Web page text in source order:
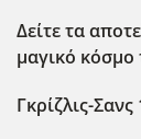
Δείτε τα
μαγικό
Γκρίζλις-